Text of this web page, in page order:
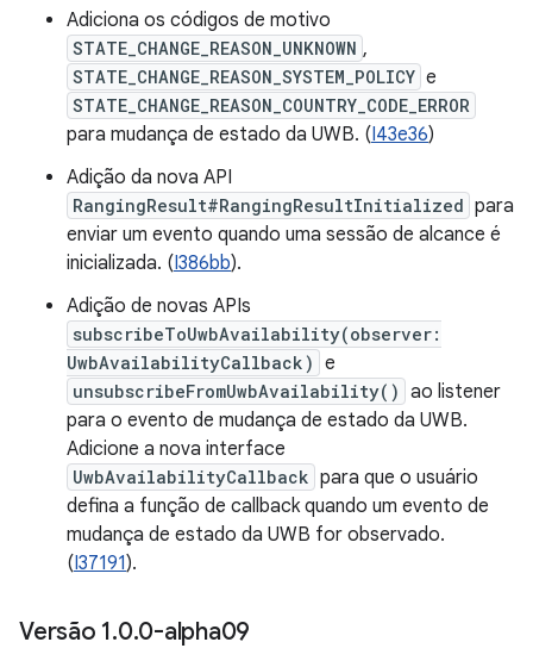
Adiciona os códigos de motivo
STATE_CHANGE_REASON_UNKNOWN ,
STATE_CHANGE_REASON_SYSTEM_POLICY e
STATE_CHANGE_REASON_COUNTRY_CODE_ERROR
para mudança de estado da UWB. (I43e36)
Adição da nova API
RangingResult#RangingResultInitialized para
enviar um evento quando uma sessão de alcance é
inicializada. (I386bb).
Adição de novas APIs
subscribeToUwbAvailability(observer:
UwbAvailabilityCallback) e
unsubscribeFromUwbAvailability() ao listener
para o evento de mudança de estado da UWB.
Adicione a nova interface
UwbAvailabilityCallback para que o usuário
defina a função de callback quando um evento de
mudança de estado da UWB for observado.
(I37191).
Versão 1.0.0-alpha09